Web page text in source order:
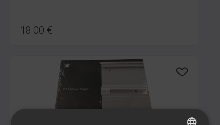
18.00 €